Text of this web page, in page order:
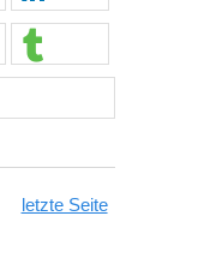
letzte Seite